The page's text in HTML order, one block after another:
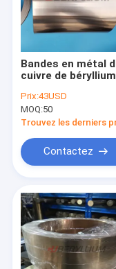
Cuivre du
Cuivre du
Cuivre de
La dispersion a
Feuille de cuivre
Cuivre Rods de
Bande de cuivre
Bandes en métal
cuivre de béryllium
des ressorts de
contrat
Prix:43USD
MOQ:50
Trouvez les derniers
Contactez